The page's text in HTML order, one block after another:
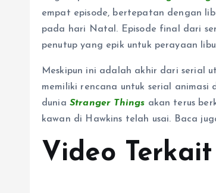
empat episode, bertepatan dengan
pada hari Natal. Episode final dari
penutup yang epik untuk perayaan
Meskipun ini adalah akhir dari serial
memiliki rencana untuk serial
dunia Stranger Things akan terus
kawan di Hawkins telah usai. Baca
Video